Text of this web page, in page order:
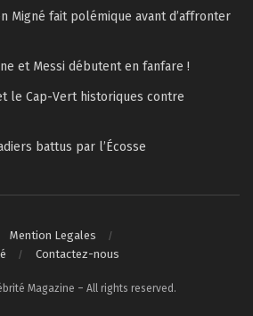
Migné fait polémique avant d’affronter
et Messi débutent en fanfare !
le Cap-Vert historiques contre
battus par l’Écosse
Mention Legales
Contactez-nous
Magazine – All rights reserved.